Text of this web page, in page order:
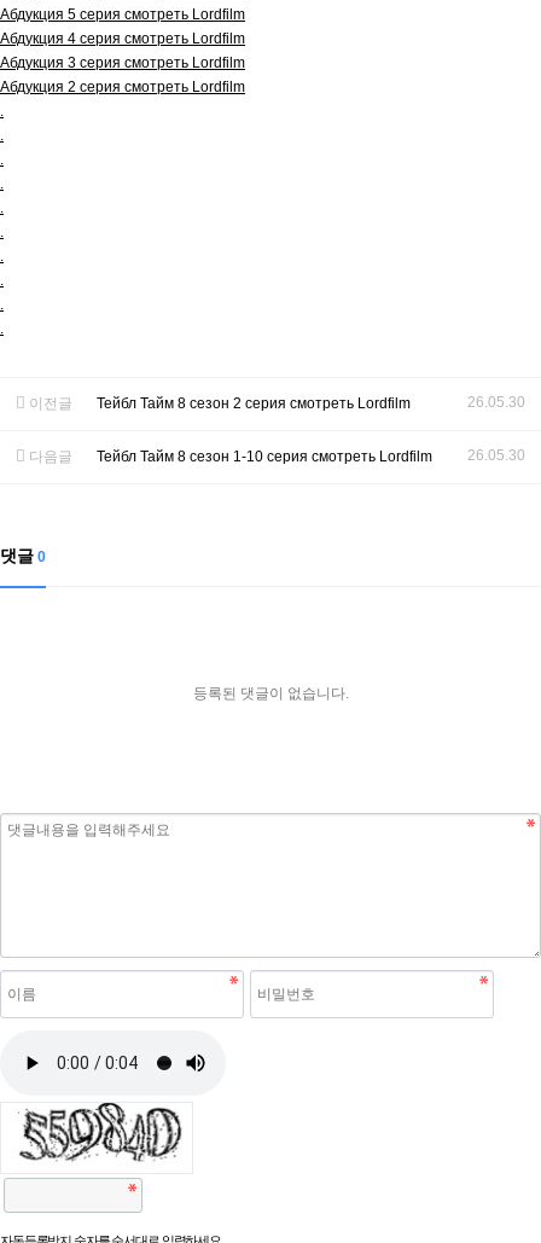
Абдукция 5 серия смотреть Lordfilm
Абдукция 4 серия смотреть Lordfilm
Абдукция 3 серия смотреть Lordfilm
Абдукция 2 серия смотреть Lordfilm
이전글 Тейбл Тайм 8 сезон 2 серия смотреть Lordfilm 26.05.30
다음글 Тейбл Тайм 8 сезон 1-10 серия смотреть Lordfilm 26.05.30
댓글 0
등록된 댓글이 없습니다.
자동등록방지 숫자를 순서대로 입력하세요.